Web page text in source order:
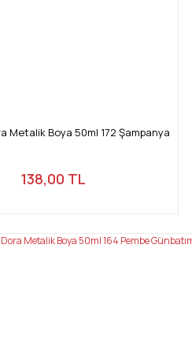
Metalik Boya 50ml 172 Şampanya
138,00 TL